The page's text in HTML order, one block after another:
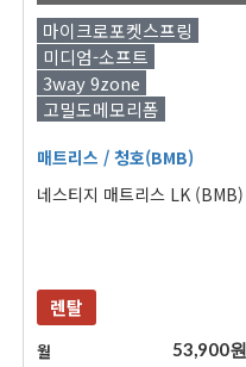
마이크로포켓스프링
미디엄-소프트
3way 9zone
고밀도메모리폼
매트리스 / 청호(BMB)
네스티지 매트리스 LK (BMB)
렌탈
월 53,900원